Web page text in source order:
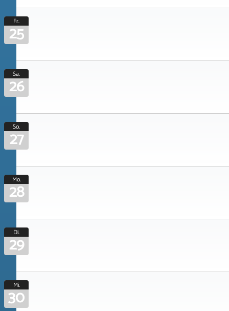
Fr.
25
Sa.
26
So.
27
Mo.
28
Di.
29
Mi.
30